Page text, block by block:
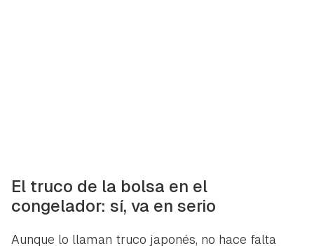
El truco de la bolsa en el
congelador: sí, va en serio
Aunque lo llaman truco japonés, no hace falta